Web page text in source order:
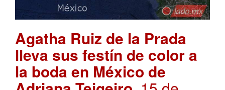
Agatha Ruiz de la Prada
lleva sus festín de color a
la boda en México de